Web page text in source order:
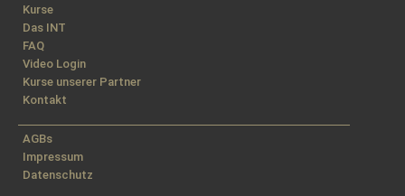
Kurse
Das INT
FAQ
Video Login
Kurse unserer Partner
Kontakt
AGBs
Impressum
Datenschutz